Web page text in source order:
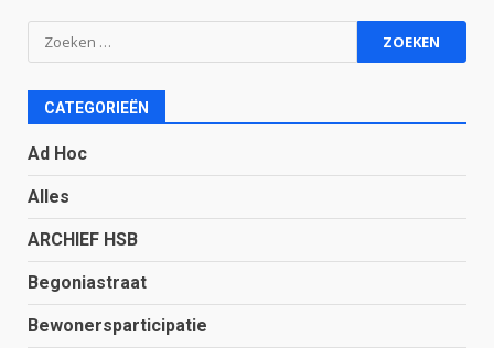
Zoeken
naar:
CATEGORIEËN
Ad Hoc
Alles
ARCHIEF HSB
Begoniastraat
Bewonersparticipatie